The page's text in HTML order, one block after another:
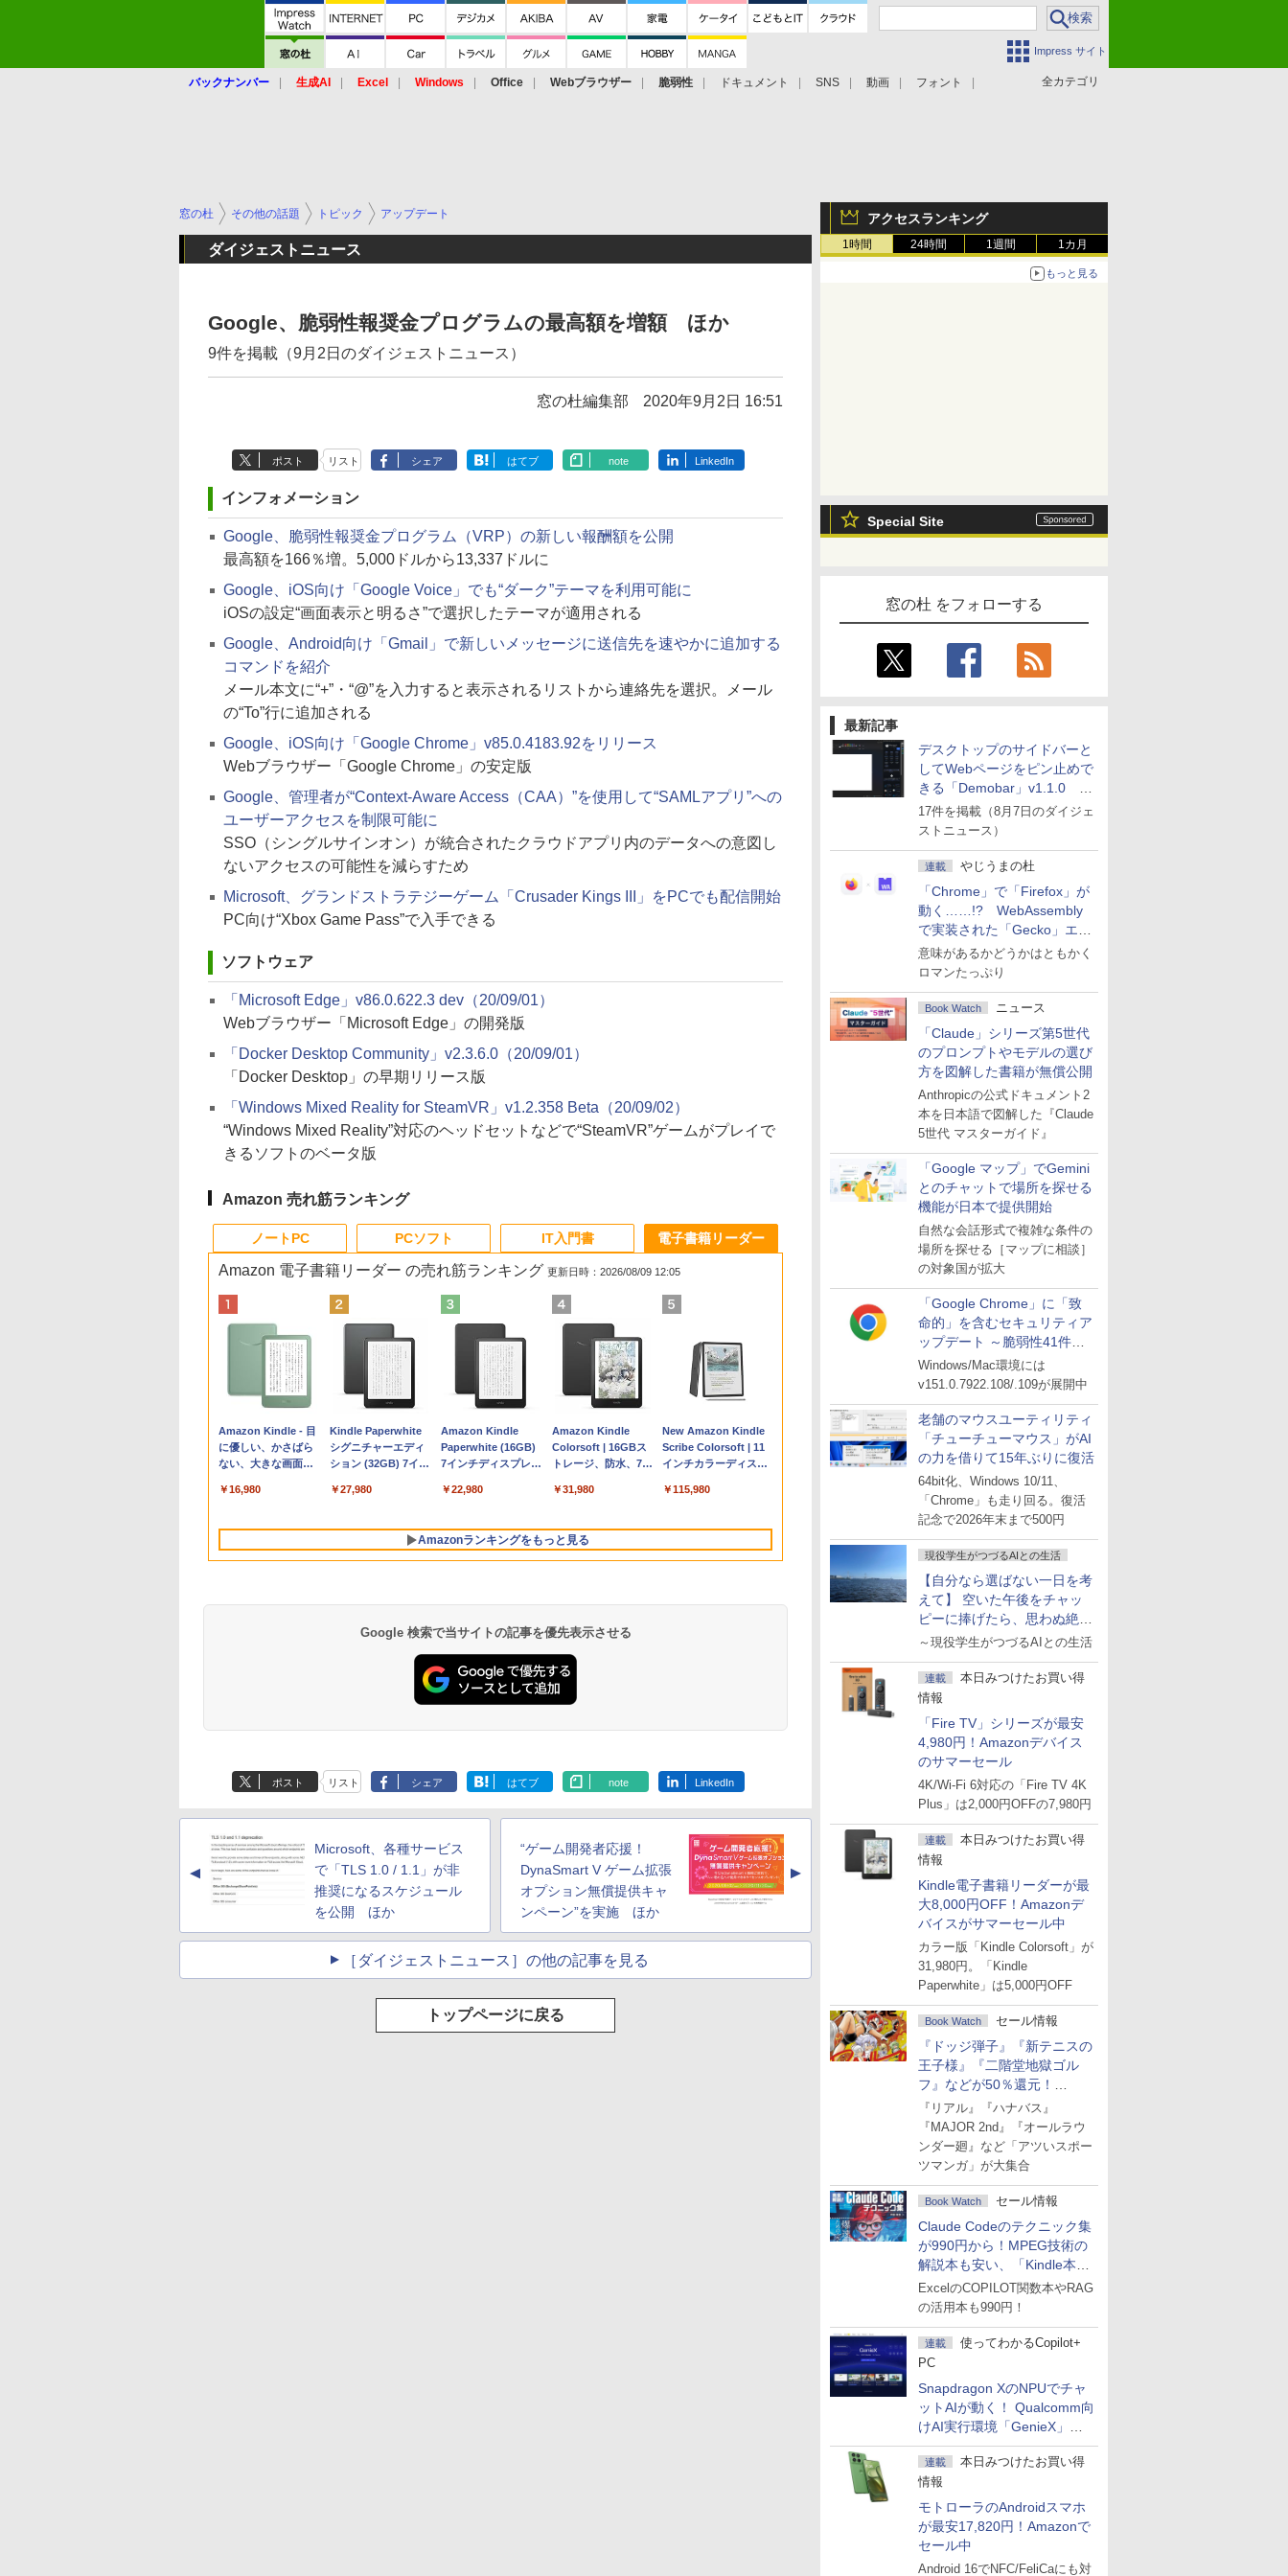
Impress サイト
全カテゴリ
バックナンバー 生成AI Excel Windows Office Webブラウザー 脆弱性 ドキュメント SNS 動画 フォント
アクセスランキング
1時間 24時間 1週間 1カ月
もっと見る
Special Site
窓の杜 をフォローする
最新記事
デスクトップのサイドバーと
してWebページをピン止めで
きる「Demobar」v1.1.0 ほ
か
17件を掲載（8月7日のダイジェ
ストニュース）
連載 やじうまの杜
「Chrome」で「Firefox」が
動く……!? WebAssembly
で実装された「Gecko」エン
ジン
意味があるかどうかはともかく
ロマンたっぷり
Book Watch ニュース
「Claude」シリーズ第5世代
のプロンプトやモデルの選び
方を図解した書籍が無償公開
Anthropicの公式ドキュメント2
本を日本語で図解した『Claude
5世代 マスターガイド』
「Google マップ」でGemini
とのチャットで場所を探せる
機能が日本で提供開始
自然な会話形式で複雑な条件の
場所を探せる［マップに相談］
の対象国が拡大
「Google Chrome」に「致
命的」を含むセキュリティア
ップデート ～脆弱性41件に
対処
Windows/Mac環境には
v151.0.7922.108/.109が展開中
老舗のマウスユーティリティ
「チューチューマウス」がAI
の力を借りて15年ぶりに復活
64bit化、Windows 10/11、
「Chrome」も走り回る。復活
記念で2026年末まで500円
現役学生がつづるAIとの生活
【自分なら選ばない一日を考
えて】 空いた午後をチャッ
ピーに捧げたら、思わぬ絶景
に出会った話
～現役学生がつづるAIとの生活
連載
本日みつけたお買い得
情報
「Fire TV」シリーズが最安
4,980円！Amazonデバイス
のサマーセール
4K/Wi-Fi 6対応の「Fire TV 4K
Plus」は2,000円OFFの7,980円
連載
本日みつけたお買い得
情報
Kindle電子書籍リーダーが最
大8,000円OFF！Amazonデ
バイスがサマーセール中
カラー版「Kindle Colorsoft」が
31,980円。「Kindle
Paperwhite」は5,000円OFF
Book Watch セール情報
『ドッジ弾子』『新テニスの
王子様』『二階堂地獄ゴル
フ』などが50％還元！
Amazonマンガ週末セール
『リアル』『ハナバス』
『MAJOR 2nd』『オールラウ
ンダー廻』など「アツいスポー
ツマンガ」が大集合
Book Watch セール情報
Claude Codeのテクニック集
が990円から！MPEG技術の
解説本も安い、「Kindle本サ
マーセール」第2弾開始！
ExcelのCOPILOT関数本やRAG
の活用本も990円！
連載
使ってわかるCopilot+
PC
Snapdragon XのNPUでチャ
ットAIが動く！ Qualcomm向
けAI実行環境「GenieX」を
試してみた
連載
本日みつけたお買い得
情報
モトローラのAndroidスマホ
が最安17,820円！Amazonで
セール中
Android 16でNFC/FeliCaにも対
窓の杜 その他の話題 トピック アップデート
ダイジェストニュース
Google、脆弱性報奨金プログラムの最高額を増額 ほか
9件を掲載（9月2日のダイジェストニュース）
窓の杜編集部 2020年9月2日 16:51
ポスト リスト シェア はてブ note LinkedIn
インフォメーション
Google、脆弱性報奨金プログラム（VRP）の新しい報酬額を公開
最高額を166％増。5,000ドルから13,337ドルに
Google、iOS向け「Google Voice」でも“ダーク”テーマを利用可能に
iOSの設定“画面表示と明るさ”で選択したテーマが適用される
Google、Android向け「Gmail」で新しいメッセージに送信先を速やかに追加する
コマンドを紹介
メール本文に“+”・“@”を入力すると表示されるリストから連絡先を選択。メール
の“To”行に追加される
Google、iOS向け「Google Chrome」v85.0.4183.92をリリース
Webブラウザー「Google Chrome」の安定版
Google、管理者が“Context-Aware Access（CAA）”を使用して“SAMLアプリ”への
ユーザーアクセスを制限可能に
SSO（シングルサインオン）が統合されたクラウドアプリ内のデータへの意図し
ないアクセスの可能性を減らすため
Microsoft、グランドストラテジーゲーム「Crusader Kings III」をPCでも配信開始
PC向け“Xbox Game Pass”で入手できる
ソフトウェア
「Microsoft Edge」v86.0.622.3 dev（20/09/01）
Webブラウザー「Microsoft Edge」の開発版
「Docker Desktop Community」v2.3.6.0（20/09/01）
「Docker Desktop」の早期リリース版
「Windows Mixed Reality for SteamVR」v1.2.358 Beta（20/09/02）
“Windows Mixed Reality”対応のヘッドセットなどで“SteamVR”ゲームがプレイで
きるソフトのベータ版
Amazon 売れ筋ランキング
ノートPC
Apple 2026
MacBook Neo A18
Proチップ搭載13イ
AIとApple
設計、Liquid Retina
ユニファイドメモ
￥119,800
tomtoc 360°保護
15.6 16インチ パソコ
ンケース Dell NEC
dynabook Lenovo
￥2,952
Apple 2026
MacBook Air M5チ
ップ搭載13インチノ
Apple Intelligence、
Retinaディスプレ
イ、16GBユニファイ
ドメモリ、1TB SSD
ド、Touch ID - ミッ
ドナイト
￥278,800
【Amazon.co.jp限
定】 HP ノートパソ
コン 15-fd 15.6イン
512GB SSD インテ
￥129,800
FMV ノートパソコン
WE1-K3 (MS 365
Personal/Copilotキー
型/Core i5/16GB/SSD
FMVWK3E15W_AZ
￥139,880
PCソフト
Robloxギフトカード
- 800 Robux 【限定
バーチャルアイテム
ンゲームコード】 ロ
インコード版
￥1,300
Robloxギフトカード
- 1000 Robux 【限定
バーチャルアイテム
ンゲームコード】 ロ
ンコード版
￥1,600
Robloxギフトカード
- 2,000 Robux 【限
定バーチャルアイテ
インゲームコード】
ラインコード版
￥3,200
Microsoft Office
Home & Business
2024(最新 永続版)|オ
版|Windows11、
￥39,582
Windows版 |
Minecraft (マインクラ
フト): Java & Bedrock
ード版
￥3,600
IT入門書
生成AIパスポート公
式テキスト 第４版
￥1,766
1冊ですべて身につく
HTML & CSSとWeb
デザイン入門講座
￥1,292
ClaudeCode いちば
んやさしい 教科書:
非エンジニア 初心者
マニュアル AI副業に
もKindle出版にも！
非エンジニアのため
のAIコーディング入
￥99
AIイラスト表現辞典:
思い通りの絵を引き
出す プロンプトの言
ズ (はぴーイラスト
￥480
FM TOWNS ハイパ
ー・カタログ: 本体ハ
ードウェア・市販ソフ
トリストと最新エミュ
￥1,600
電子書籍リーダー
Amazon 電子書籍リーダー の売れ筋ランキング 更新日時：2026/08/09 12:05
Amazon Kindle - 目
に優しい、かさばら
ない、大きな画面で
続バッテリー、6イン
書籍リーダー、マッ
し
￥16,980
Kindle Paperwhite
シグニチャーエディ
ション (32GB) 7イン
るさ自動調整、色調
持続バッテリー、広
告なし、メタリック
ブラック
￥27,980
Amazon Kindle
Paperwhite (16GB)
7インチディスプレ
ト、12週間持続バッ
ブラック
￥22,980
Amazon Kindle
Colorsoft | 16GBス
トレージ、防水、7イ
レイ、色調調節ライ
ッテリー、広告無
し、ブラック (2025
年発売)
￥31,980
New Amazon Kindle
Scribe Colorsoft | 11
インチカラーディスプ
ジ、ノート機能搭載、
調節ライト、プレミア
イト
￥115,980
Amazonランキングをもっと見る
Google 検索で当サイトの記事を優先表示させる
ポスト リスト シェア はてブ note LinkedIn
▲
Microsoft、各種サービス
で「TLS 1.0 / 1.1」が非
推奨になるスケジュール
を公開 ほか
“ゲーム開発者応援！
DynaSmart V ゲーム拡張
オプション無償提供キャ
ンペーン”を実施 ほか
▲
［ダイジェストニュース］の他の記事を見る
トップページに戻る